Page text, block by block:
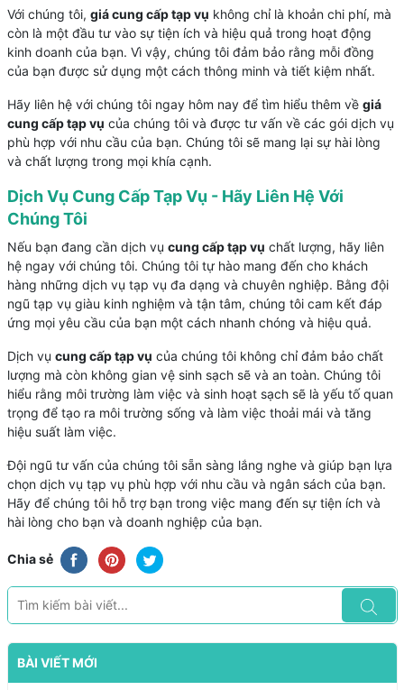
Với chúng tôi, giá cung cấp tạp vụ không chỉ là khoản chi phí, mà
còn là một đầu tư vào sự tiện ích và hiệu quả trong hoạt động
kinh doanh của bạn. Vì vậy, chúng tôi đảm bảo rằng mỗi đồng
của bạn được sử dụng một cách thông minh và tiết kiệm nhất.
Hãy liên hệ với chúng tôi ngay hôm nay để tìm hiểu thêm về giá
cung cấp tạp vụ của chúng tôi và được tư vấn về các gói dịch vụ
phù hợp với nhu cầu của bạn. Chúng tôi sẽ mang lại sự hài lòng
và chất lượng trong mọi khía cạnh.
Dịch Vụ Cung Cấp Tạp Vụ - Hãy Liên Hệ Với
Chúng Tôi
Nếu bạn đang cần dịch vụ cung cấp tạp vụ chất lượng, hãy liên
hệ ngay với chúng tôi. Chúng tôi tự hào mang đến cho khách
hàng những dịch vụ tạp vụ đa dạng và chuyên nghiệp. Bằng đội
ngũ tạp vụ giàu kinh nghiệm và tận tâm, chúng tôi cam kết đáp
ứng mọi yêu cầu của bạn một cách nhanh chóng và hiệu quả.
Dịch vụ cung cấp tạp vụ của chúng tôi không chỉ đảm bảo chất
lượng mà còn không gian vệ sinh sạch sẽ và an toàn. Chúng tôi
hiểu rằng môi trường làm việc và sinh hoạt sạch sẽ là yếu tố quan
trọng để tạo ra môi trường sống và làm việc thoải mái và tăng
hiệu suất làm việc.
Đội ngũ tư vấn của chúng tôi sẵn sàng lắng nghe và giúp bạn lựa
chọn dịch vụ tạp vụ phù hợp với nhu cầu và ngân sách của bạn.
Hãy để chúng tôi hỗ trợ bạn trong việc mang đến sự tiện ích và
hài lòng cho bạn và doanh nghiệp của bạn.
Chia sẻ
BÀI VIẾT MỚI